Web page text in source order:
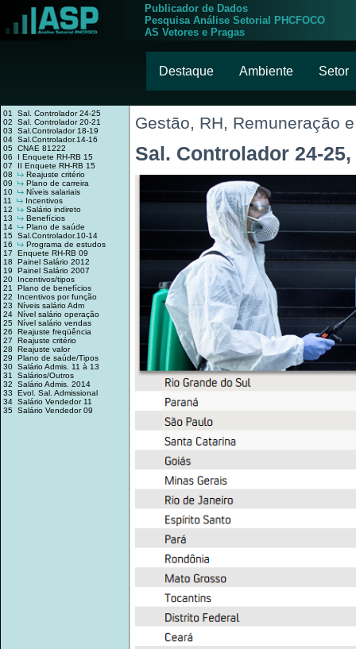
Publicador de Dados
Pesquisa Análise Setorial PHCFOCO
AS Vetores e Pragas
Destaque Ambiente Setor
01 Sal. Controlador 24-25
02 Sal. Controlador 20-21
03 Sal.Controlador 18-19
04 Sal.Controlador.14-16
05 CNAE 81222
06 I Enquete RH-RB 15
07 II Enquete RH-RB 15
08
Reajuste critério
09
Plano de carreira
10
Níveis salariais
11
Incentivos
12
Salário indireto
13
Benefícios
14
Plano de saúde
15 Sal.Controlador.10-14
16
Programa de estudos
17 Enquete RH-RB 09
18 Painel Salário 2012
19 Painel Salário 2007
20 Incentivos/tipos
21 Plano de benefícios
22 Incentivos por função
23 Níveis salário Adm
24 Nível salário operação
25 Nível salário vendas
26 Reajuste freqüência
27 Reajuste critério
28 Reajuste valor
29 Plano de saúde/Tipos
30 Salário Admis. 11 à 13
31 Salários/Outros
32 Salário Admis. 2014
33 Evol. Sal. Admissional
34 Salário Vendedor 11
35 Salário Vendedor 09
Gestão, RH, Remuneração
Sal. Controlador 24-